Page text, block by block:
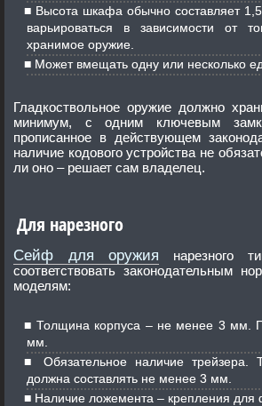
Высота шкафа обычно составляет
варьироваться в зависимости от
хранимое оружие.
Может вмещать одну или несколько
Гладкоствольное оружие должно
минимум, с одним ключевым
прописанное в действующем
наличие кодового устройства не
ли оно – решает сам владелец.
Для нарезного
Сейф для оружия нарезного
соответствовать законодательным
моделям:
Толщина корпуса – не менее 3 мм.
мм.
Обязательное наличие трейзера.
должна составлять не менее 3 мм.
Наличие ложемента – крепления для